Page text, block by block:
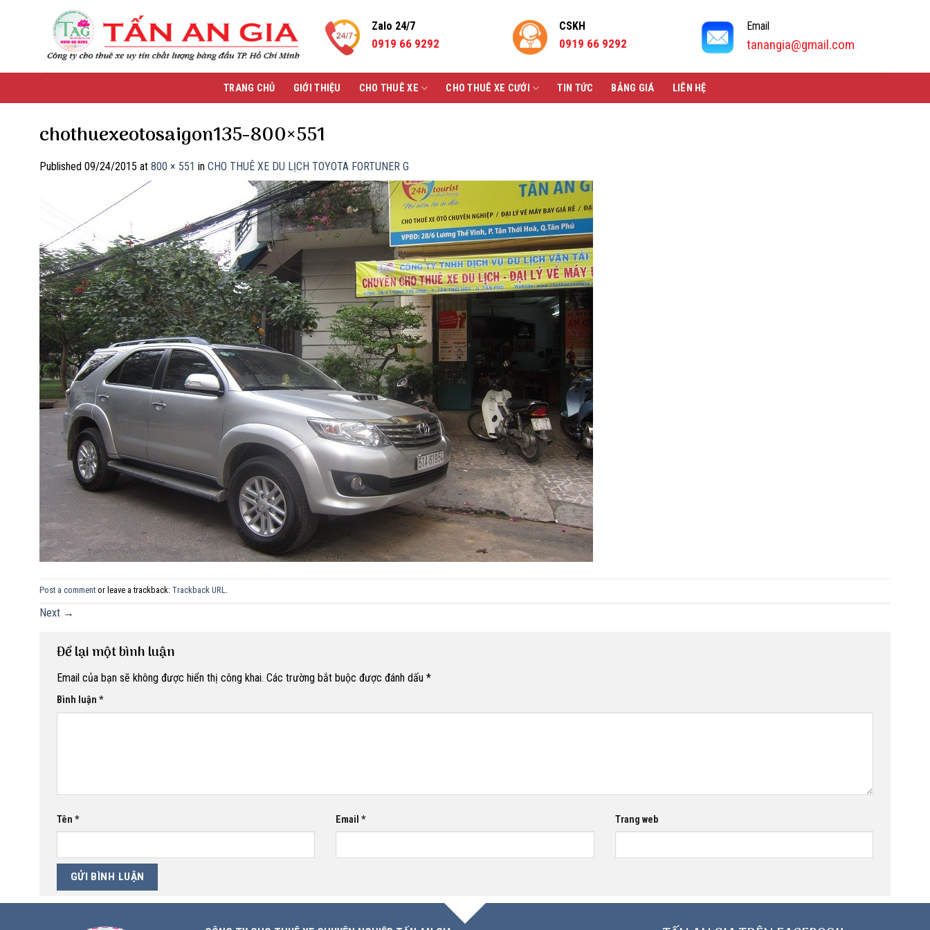
Zalo 24/7
0919 66 9292
CSKH
0919 66 9292
Email
tanangia@gmail.com
TRANG CHỦ GIỚI THIỆU CHO THUÊ XE CHO THUÊ XE CƯỚI TIN TỨC BẢNG GIÁ LIÊN HỆ
chothuexeotosaigon135-800×551
Published 09/24/2015 at 800 × 551 in CHO THUÊ XE DU LỊCH TOYOTA FORTUNER G
Post a comment or leave a trackback: Trackback URL
Next →
Để lại một bình luận
Email của bạn sẽ không được hiển thị công khai. Các trường bắt buộc được đánh dấu *
Bình luận *
Tên * Email* Trang web